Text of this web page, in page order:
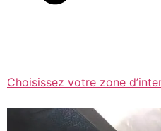
Choisissez votre zone